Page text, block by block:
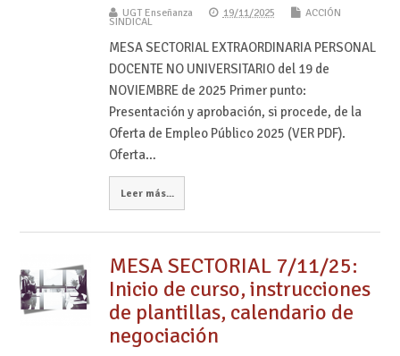
UGT Enseñanza 19/11/2025 ACCIÓN
SINDICAL
MESA SECTORIAL EXTRAORDINARIA PERSONAL
DOCENTE NO UNIVERSITARIO del 19 de
NOVIEMBRE de 2025 Primer punto:
Presentación y aprobación, si procede, de la
Oferta de Empleo Público 2025 (VER PDF).
Oferta…
Leer más...
MESA SECTORIAL 7/11/25:
Inicio de curso, instrucciones
de plantillas, calendario de
negociación